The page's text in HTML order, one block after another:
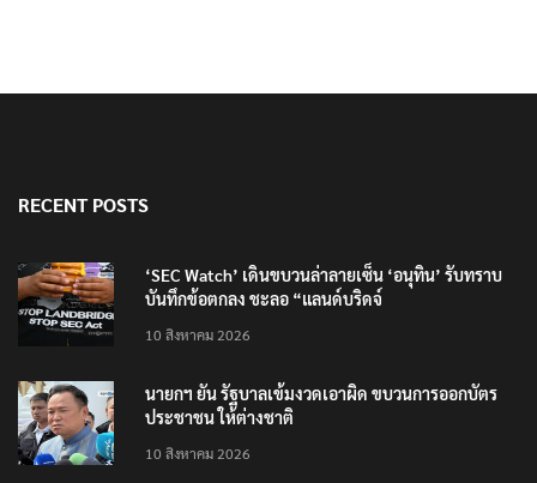
RECENT POSTS
‘SEC Watch’ เดินขบวนล่าลายเซ็น ‘อนุทิน’ รับทราบ
บันทึกข้อตกลง ชะลอ “แลนด์บริดจ์
10 สิงหาคม 2026
นายกฯ ยัน รัฐบาลเข้มงวดเอาผิด ขบวนการออกบัตร
ประชาชน ให้ต่างชาติ
10 สิงหาคม 2026